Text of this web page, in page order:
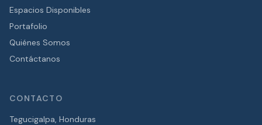
Espacios Disponibles
Portafolio
Quiénes Somos
Contáctanos
CONTACTO
Tegucigalpa, Honduras